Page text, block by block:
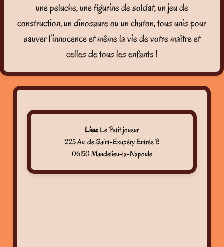
une peluche, une figurine de soldat, un jeu de
construction, un dinosaure ou un chaton, tous unis pour
sauver l’innocence et même la vie de votre maître et
celles de tous les enfants !
Lieu:Le Petit joueur
225 Av. de Saint-Exupéry Entrée B
06150 Mandelieu-la-Napoule